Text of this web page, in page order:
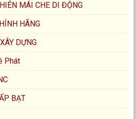
MÁI CHE DI ĐỘNG
HÃNG
DỰNG
Phát
BẠT